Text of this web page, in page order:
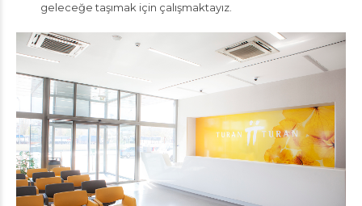
geleceğe taşımak için çalışmaktayız.